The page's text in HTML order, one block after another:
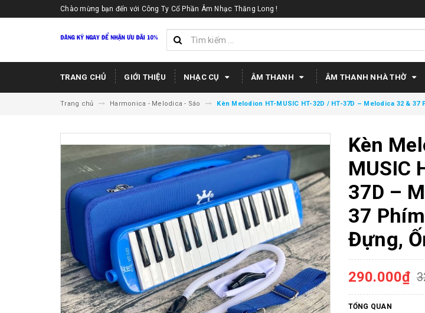
Chào mừng bạn đến với Công Ty Cổ Phần Âm Nhạc Thăng Long !
TRANG CHỦ GIỚI THIỆU NHẠC CỤ ÂM THANH ÂM THANH NHÀ THỜ
Trang chủ Harmonica - Melodica - Sáo Kèn Melodion HT-MUSIC HT-32D / HT-37D – Melodica 32 & 37
Kèn
MUSIC
37D –
37
Đựng,
290.000₫
TỔNG QUAN